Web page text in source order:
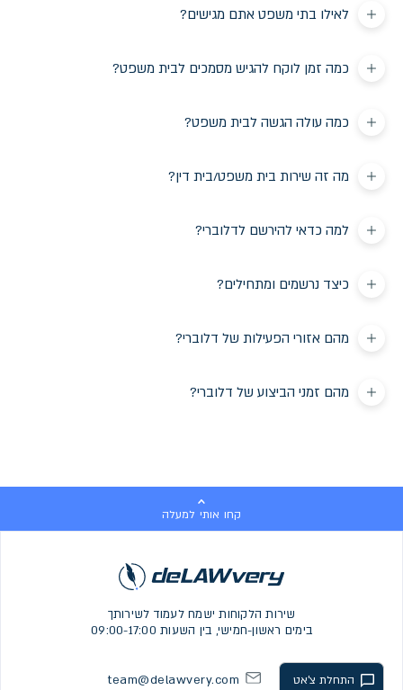
לאילו בתי משפט אתם מגישים?
כמה זמן לוקח להגיש מסמכים לבית משפט?
כמה עולה הגשה לבית משפט?
מה זה שירות בית משפט/בית דין?
למה כדאי להירשם לדלוברי?
כיצד נרשמים ומתחילים?
מהם אזורי הפעילות של דלוברי?
מהם זמני הביצוע של דלוברי?
קחו אותי למעלה
שירות הלקוחות ישמח לעמוד לשירותך
בימים ראשון-חמישי, בין השעות 09:00-17:00
התחלת צ'אט team@delawvery.com